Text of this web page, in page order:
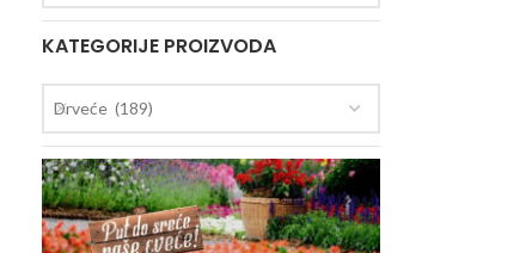
KATEGORIJE PROIZVODA
Drveće (189)